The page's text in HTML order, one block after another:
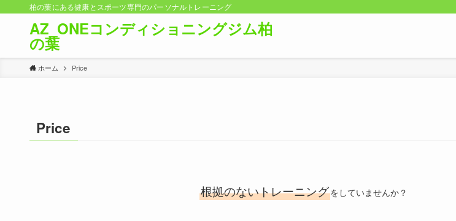
柏の葉にある健康とスポーツ専門のパーソナルトレーニング
AZ_ONEコンディショニングジム柏
の葉
ホーム Price
Price
根拠のないトレーニングをしていませんか？